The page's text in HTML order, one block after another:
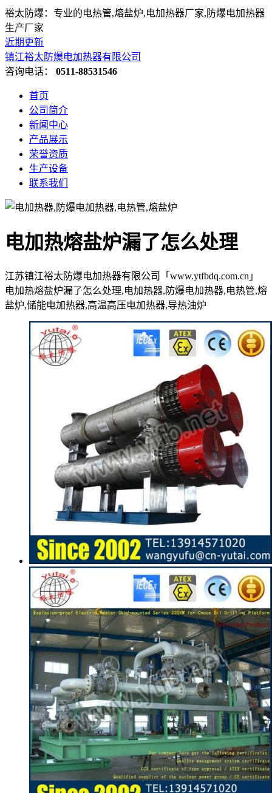
裕太防爆：专业的电热管,熔盐炉,电加热器厂家,防爆电加热器
生产厂家
近期更新
镇江裕太防爆电加热器有限公司
咨询电话： 0511-88531546
首页
公司简介
新闻中心
产品展示
荣誉资质
生产设备
联系我们
电加热熔盐炉漏了怎么处理
江苏镇江裕太防爆电加热器有限公司「www.ytfbdq.com.cn」
电加热熔盐炉漏了怎么处理,电加热器,防爆电加热器,电热管,熔
盐炉,储能电加热器,高温高压电加热器,导热油炉